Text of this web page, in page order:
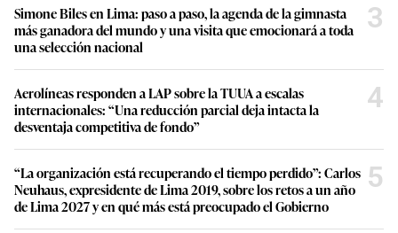
Simone Biles en Lima: paso a paso, la agenda de la gimnasta
más ganadora del mundo y una visita que emocionará a toda
una selección nacional
3
Aerolíneas responden a LAP sobre la TUUA a escalas
internacionales: “Una reducción parcial deja intacta la
desventaja competitiva de fondo”
4
“La organización está recuperando el tiempo perdido”: Carlos
Neuhaus, expresidente de Lima 2019, sobre los retos a un año
de Lima 2027 y en qué más está preocupado el Gobierno
5